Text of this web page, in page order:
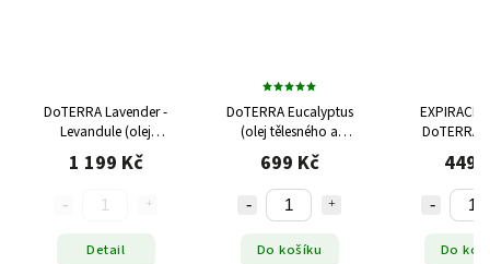
DoTERRA Lavender -
Levandule (olej
komunikace a klidu), 15
ml
1 199 Kč
Detail
DoTERRA Eucalyptus
(olej tělesného a
duševního zdraví), 15
ml
699 Kč
Do košíku
EXPIRACE
DoTERRA
eucalyptus
síly),
449
Do